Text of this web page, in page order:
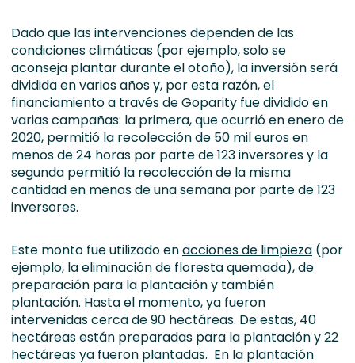
Dado que las intervenciones dependen de las
condiciones climáticas (por ejemplo, solo se
aconseja plantar durante el otoño), la inversión será
dividida en varios años y, por esta razón, el
financiamiento a través de Goparity fue dividido en
varias campañas: la primera, que ocurrió en enero de
2020, permitió la recolección de 50 mil euros en
menos de 24 horas por parte de 123 inversores y la
segunda permitió la recolección de la misma
cantidad en menos de una semana por parte de 123
inversores.
Este monto fue utilizado enacciones de limpieza (por
ejemplo, la eliminación de floresta quemada), de
preparación para la plantación y también
plantación. Hasta el momento, ya fueron
intervenidas cerca de 90 hectáreas. De estas, 40
hectáreas están preparadas para la plantación y 22
hectáreas ya fueron plantadas. En la plantación